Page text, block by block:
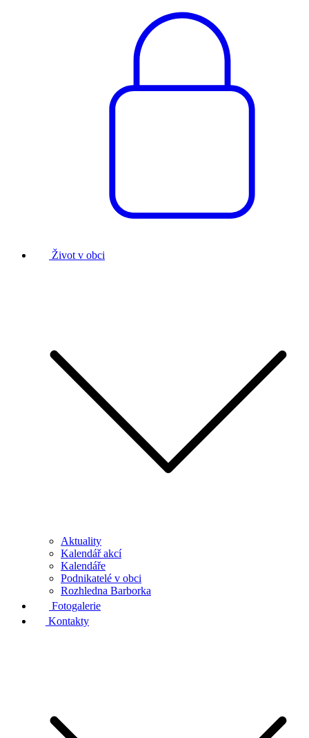
Život v obci
Aktuality
Kalendář akcí
Kalendáře
Podnikatelé v obci
Rozhledna Barborka
Fotogalerie
Kontakty